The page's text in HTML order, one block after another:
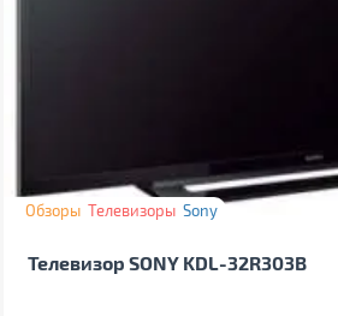
Обзоры Телевизоры Sony
Телевизор SONY KDL-32R303B